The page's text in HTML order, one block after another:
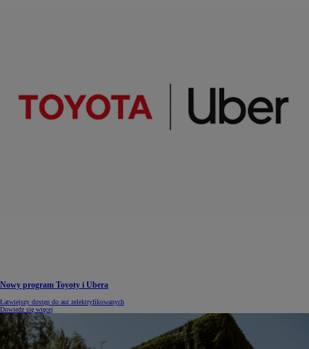
Nowy program Toyoty i Ubera
Łatwiejszy dostęp do aut zelektryfikowanych
Dowiedz się więcej